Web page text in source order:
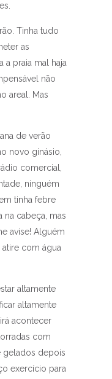
Tinha tudo
as
a praia mal haja
não
areal. Mas
de verão
novo ginásio,
comercial,
ninguém
tinha febre
na cabeça, mas
avise! Alguém
com água
altamente
altamente
acontecer
com
gelados depois
exercício para